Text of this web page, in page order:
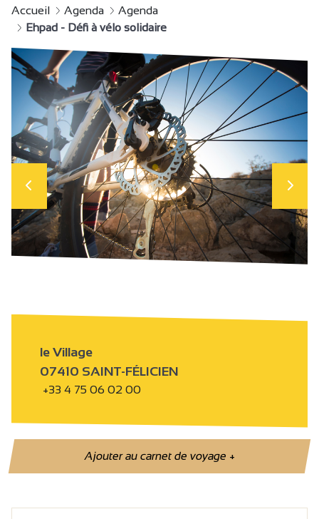
Accueil Agenda
Agenda
Ehpad - Défi à vélo solidaire
le Village
07410 SAINT-FÉLICIEN
+33 4 75 06 02 00
Ajouter au carnet de voyage+